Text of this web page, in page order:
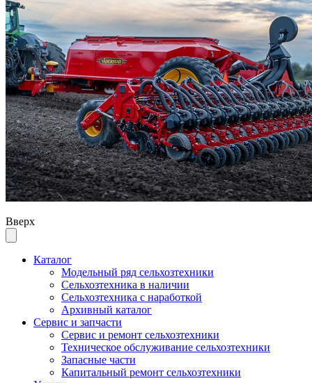
Вверх
Каталог
Модельный ряд сельхозтехники
Сельхозтехника в наличии
Сельхозтехника с наработкой
Архивный каталог
Сервис и запчасти
Сервис и ремонт сельхозтехники
Техническое обслуживание сельхозтехники
Запасные части
Капитальный ремонт сельхозтехники